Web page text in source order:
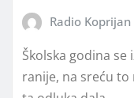
Radio Koprijan
Školska godina se
ranije, na sreću to